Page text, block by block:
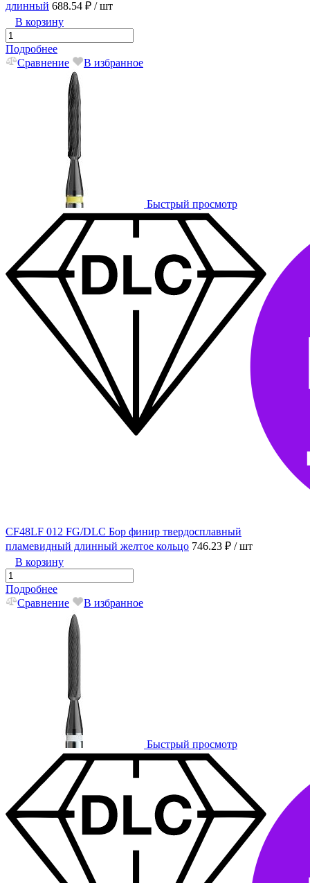
длинный 688.54 ₽ / шт
В корзину
Подробнее
Сравнение
В избранное
Быстрый просмотр
CF48LF 012 FG/DLC Бор финир твердосплавный
пламевидный длинный желтое кольцо 746.23 ₽ / шт
В корзину
Подробнее
Сравнение
В избранное
Быстрый просмотр